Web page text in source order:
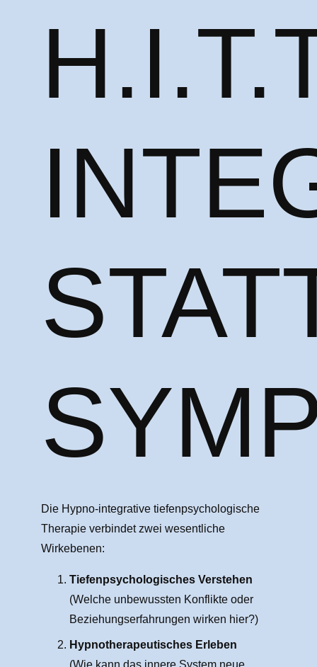
Die Hypno-integrative tiefenpsychologische
Therapie verbindet zwei wesentliche
Wirkebenen:
Tiefenpsychologisches Verstehen
(Welche unbewussten Konflikte oder
Beziehungserfahrungen wirken hier?)
Hypnotherapeutisches Erleben
(Wie kann das innere System neue